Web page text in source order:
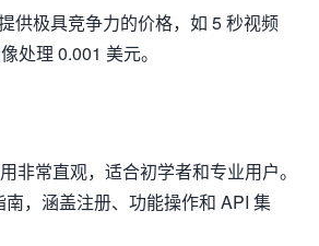
供极具竞争力的价格，如 5 秒视频
处理 0.001 美元。
非常直观，适合初学者和专业用户。
，涵盖注册、功能操作和 API 集